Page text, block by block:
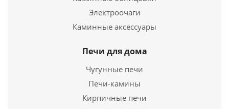
2 165
Подробнее
Электроочаги
Каминные аксессуары
Печи для дома
Чугунные печи
Печи-камины
Кирпичные печи